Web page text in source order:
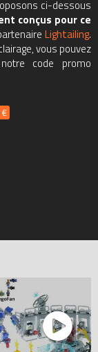
de la brique,
ci-dessous
conçus pour ce
Lightailing.
vous pouvez
code promo